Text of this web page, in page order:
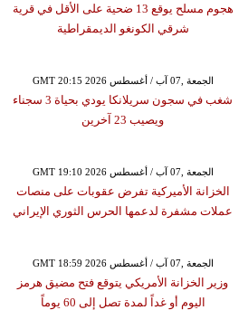
هجوم مسلح يوقع 13 ضحية على الأقل في قرية
شرقي الكونغو الديمقراطية
GMT 20:15 2026 الجمعة ,07 آب / أغسطس
شغب في سجون سريلانكا يودي بحياة 3 سجناء
ويصيب 23 آخرين
GMT 19:10 2026 الجمعة ,07 آب / أغسطس
الخزانة الأميركية تفرض عقوبات على منصات
عملات مشفرة لدعمها الحرس الثوري الإيراني
GMT 18:59 2026 الجمعة ,07 آب / أغسطس
وزير الخزانة الأمريكي يتوقع فتح مضيق هرمز
اليوم أو غداً لمدة تصل إلى 60 يوماً